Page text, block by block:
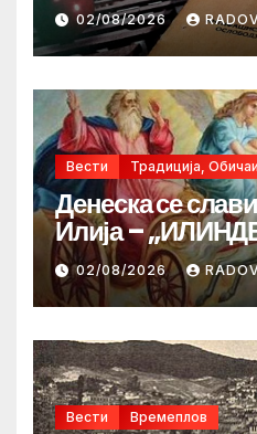
02/08/2026
Вести Традиција,
Денеска се
Илија –
02/08/2026
Вести Времеплов